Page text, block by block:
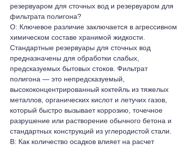
3. Автоматизированный контроль уровня и
наклонные полыФильтрат естественным образом
содержит тяжелые взвешенные твердые частицы
и осадок, которые со временем оседают.
Современные резервуары строятся с наклонными
полами или центральными приямками для
упрощения удаления осадка. Кроме того, в
централизованную систему SCADA объекта
интегрируются радарные или ультразвуковые
датчики уровня, обеспечивающие мониторинг в
реальном времени и активирующие
автоматические отключающие элементы
управления для предотвращения случайных
резервуаром для сточных вод и резервуаром для
фильтрата полигона?
О: Ключевое различие заключается в агрессивном
химическом составе хранимой жидкости.
Стандартные резервуары для сточных вод
предназначены для обработки слабых,
предсказуемых бытовых стоков. Фильтрат
полигона — это непредсказуемый,
высококонцентрированный коктейль из тяжелых
металлов, органических кислот и летучих газов,
который быстро вызывает коррозию, точечное
разрушение или растворение обычного бетона и
стандартных конструкций из углеродистой стали.
В: Как количество осадков влияет на расчет